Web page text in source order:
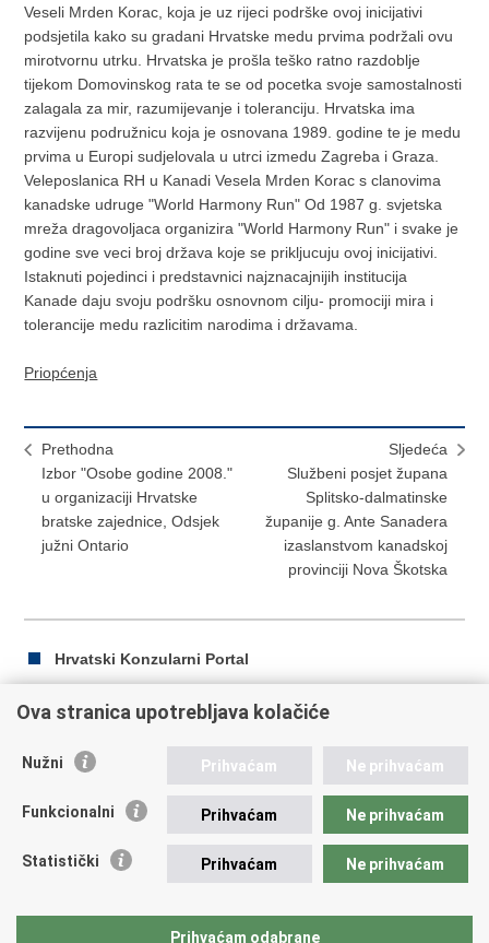
Veseli Mrden Korac, koja je uz rijeci podrške ovoj inicijativi
podsjetila kako su gradani Hrvatske medu prvima podržali ovu
mirotvornu utrku. Hrvatska je prošla teško ratno razdoblje
tijekom Domovinskog rata te se od pocetka svoje samostalnosti
zalagala za mir, razumijevanje i toleranciju. Hrvatska ima
razvijenu podružnicu koja je osnovana 1989. godine te je medu
prvima u Europi sudjelovala u utrci izmedu Zagreba i Graza.
Veleposlanica RH u Kanadi Vesela Mrden Korac s clanovima
kanadske udruge "World Harmony Run" Od 1987 g. svjetska
mreža dragovoljaca organizira "World Harmony Run" i svake je
godine sve veci broj država koje se prikljucuju ovoj inicijativi.
Istaknuti pojedinci i predstavnici najznacajnijih institucija
Kanade daju svoju podršku osnovnom cilju- promociji mira i
tolerancije medu razlicitim narodima i državama.
Priopćenja
Prethodna
Izbor "Osobe godine 2008."
u organizaciji Hrvatske
bratske zajednice, Odsjek
južni Ontario
Sljedeća
Službeni posjet župana
Splitsko-dalmatinske
županije g. Ante Sanadera
izaslanstvom kanadskoj
provinciji Nova Škotska
Hrvatski Konzularni Portal
Ispiši
Podijeli
Facebooku
Twitteru
Republika Hrvatska
Trg N.Š. Zrinskog 7-8, 10000 Zagreb
fax: +385 (0)1 4551 795, +385 (0)1 4920 149
Ova stranica upotrebljava kolačiće
Nužni Prihvaćam Ne prihvaćam
Funkcionalni Prihvaćam Ne prihvaćam
Statistički Prihvaćam Ne prihvaćam
Prihvaćam odabrane